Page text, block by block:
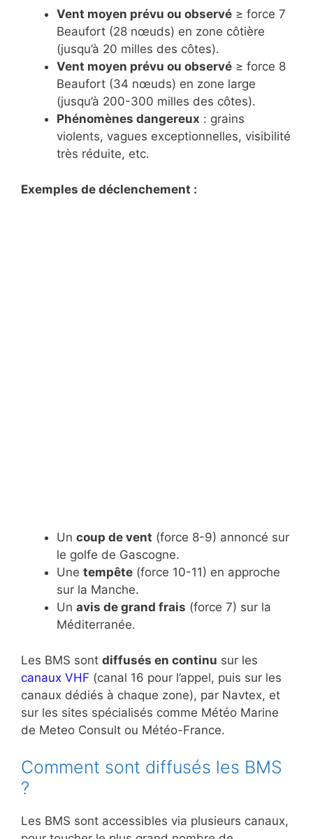
Vent moyen prévu ou observé ≥ force 7
Beaufort (28 nœuds) en zone côtière
(jusqu’à 20 milles des côtes).
Vent moyen prévu ou observé ≥ force 8
Beaufort (34 nœuds) en zone large
(jusqu’à 200-300 milles des côtes).
Phénomènes dangereux : grains
violents, vagues exceptionnelles, visibilité
très réduite, etc.
Exemples de déclenchement :
Un coup de vent (force 8-9) annoncé sur
le golfe de Gascogne.
Une tempête (force 10-11) en approche
sur la Manche.
Un avis de grand frais (force 7) sur la
Méditerranée.
Les BMS sont diffusés en continu sur les
canaux VHF (canal 16 pour l’appel, puis sur les
canaux dédiés à chaque zone), par Navtex, et
sur les sites spécialisés comme Météo Marine
de Meteo Consult ou Météo-France.
Comment sont diffusés les BMS
?
Les BMS sont accessibles via plusieurs canaux,